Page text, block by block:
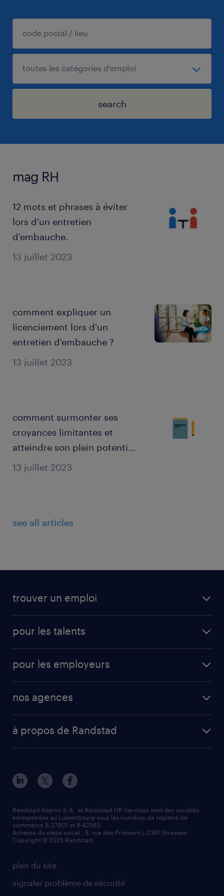
search
mag RH
13 juillet 2023
12 mots et phrases à éviter
lors d'un entretien
d’embauche.
13 juillet 2023
comment expliquer un
licenciement lors d'un
entretien d'embauche ?
13 juillet 2023
comment surmonter ses
croyances limitantes et
atteindre son plein potentiel
?
see all articles
trouver un emploi
pour les talents
pour les employeurs
nos agences
à propos de Randstad
plan du site
signaler problème de sécurité
Randstad Interim S.A. et Randstad HR Services sont des sociétés
enregistrées au Luxembourg sous les numéros de registre de
commerce B-27901 et B-82565.
Adresse du siège social : 5, rue des Primeurs L-2361 Strassen.
Copyright © 2025 Randstad.